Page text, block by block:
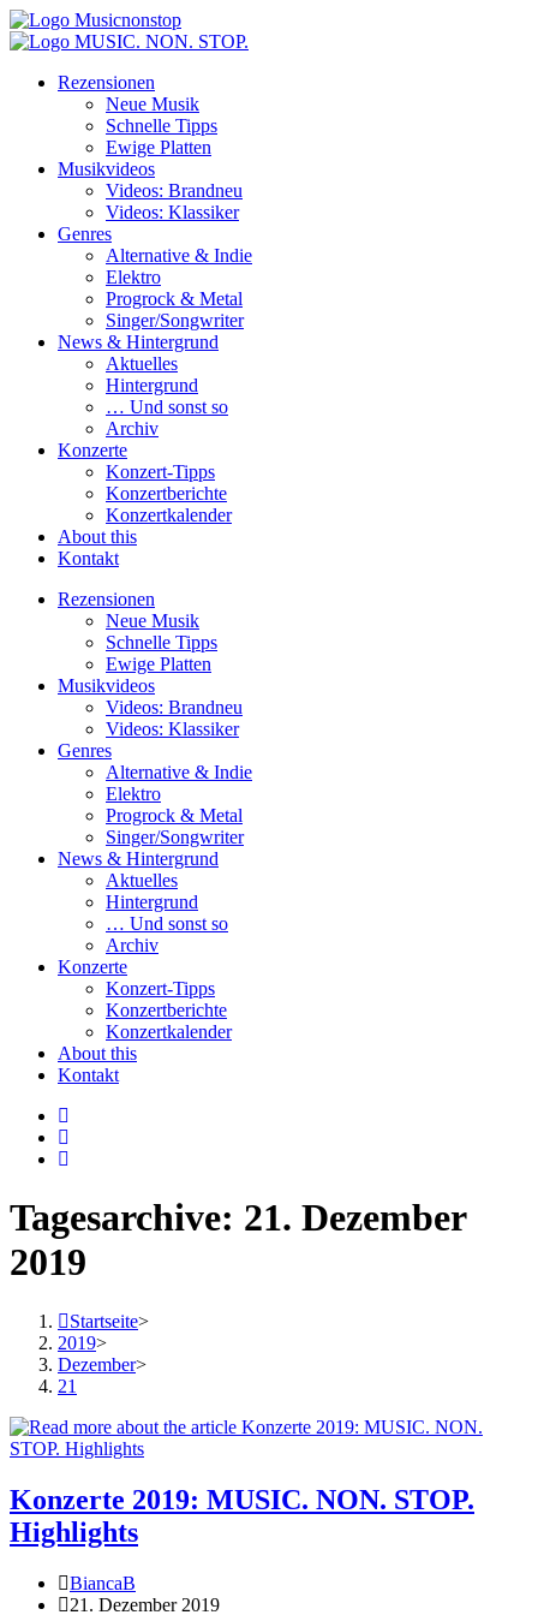
Zum
Inhalt
Rezensionen
Neue Musik
Schnelle Tipps
Ewige Platten
Musikvideos
Videos: Brandneu
Videos: Klassiker
Genres
Alternative & Indie
Elektro
Progrock & Metal
Singer/Songwriter
News & Hintergrund
Aktuelles
Hintergrund
… Und sonst so
Archiv
Konzerte
Konzert-Tipps
Konzertberichte
Konzertkalender
About this
Kontakt
Rezensionen
Neue Musik
Schnelle Tipps
Ewige Platten
Musikvideos
Videos: Brandneu
Videos: Klassiker
Genres
Alternative & Indie
Elektro
Progrock & Metal
Singer/Songwriter
News & Hintergrund
Aktuelles
Hintergrund
… Und sonst so
Archiv
Konzerte
Konzert-Tipps
Konzertberichte
Konzertkalender
About this
Kontakt
Tagesarchive: 21. Dezember
2019
Startseite>
2019>
Dezember>
21
Konzerte 2019: MUSIC. NON. STOP.
Highlights
Beitrags-
Autor:
BiancaB
Beitrag
21. Dezember 2019